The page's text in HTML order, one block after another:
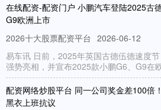
在线配资-配资门户 小鹏汽车登陆2025古
G9欧洲上市
2026十大股票配资平台 2026-06-12
易车讯 日前，2025年英国古德伍德速度
强势亮相，并宣布2025款小鹏G6、G9在
配资网络炒股平台 同一公司奖金差100倍
黑衣上班抗议